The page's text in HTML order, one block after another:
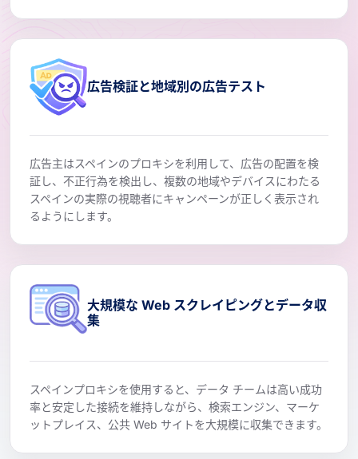
広告検証と地域別の広告テスト
広告主はスペインのプロキシを利用して、広告の配置を検
証し、不正行為を検出し、複数の地域やデバイスにわたる
スペインの実際の視聴者にキャンペーンが正しく表示され
るようにします。
大規模な Web スクレイピングとデータ収
集
スペインプロキシを使用すると、データ チームは高い成功
率と安定した接続を維持しながら、検索エンジン、マーケ
ットプレイス、公共 Web サイトを大規模に収集できます。